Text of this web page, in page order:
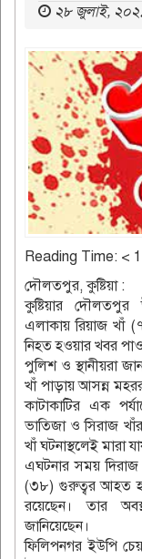
২৮ জুলাই,
Reading Time: < 1
দৌলতপুর, কুষ্টিয়া :
কুষ্টিয়ার দৌলতপুর
এলাকায় রিয়াজ খাঁ
নিহত হওয়ার খবর
পুলিশ ও স্থানীয়রা
খাঁ পাড়ায় আসন্ন
কাটাকাটির এক
ভাতিজা ও সিরাজ
খাঁ ঘটনাস্থলেই মারা
এঘটনার সময় দিরাজ
(৩৮) গুরুত্বর আহত
রয়েছেন। তার
জানিয়েছেন।
ফিলিপনগর ইউপি